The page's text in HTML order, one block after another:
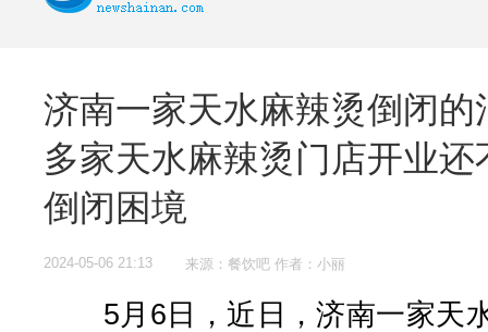
济南一家天水麻辣烫倒闭
多家天水麻辣烫门店开业
倒闭困境
2024-05-06 21:13 来源：餐饮吧 作者：小丽
5月6日，近日，济南一家天